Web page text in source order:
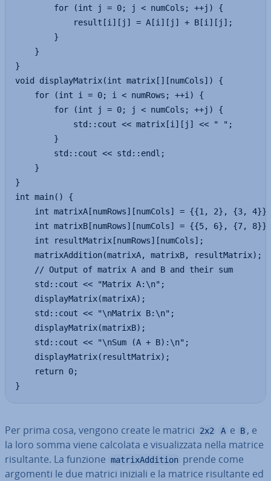
        for (int j = 0; j < numCols; ++j) {
            result[i][j] = A[i][j] + B[i][j];
        }
    }
}
void displayMatrix(int matrix[][numCols]) {
    for (int i = 0; i < numRows; ++i) {
        for (int j = 0; j < numCols; ++j) {
            std::cout << matrix[i][j] << " ";
        }
        std::cout << std::endl;
    }
}
int main() {
    int matrixA[numRows][numCols] = {{1, 2}, {3, 4}};
    int matrixB[numRows][numCols] = {{5, 6}, {7, 8}};
    int resultMatrix[numRows][numCols];
    matrixAddition(matrixA, matrixB, resultMatrix);
    // Output of matrix A and B and their sum
    std::cout << "Matrix A:\n";
    displayMatrix(matrixA);
    std::cout << "\nMatrix B:\n";
    displayMatrix(matrixB);
    std::cout << "\nSum (A + B):\n";
    displayMatrix(resultMatrix);
    return 0;
}
Per prima cosa, vengono create le matrici 2x2 A e B , e
la loro somma viene calcolata e vi­sua­liz­za­ta nella matrice
ri­sul­tan­te. La funzione matrixAddition prende come
argomenti le due matrici iniziali e la matrice ri­sul­tan­te ed